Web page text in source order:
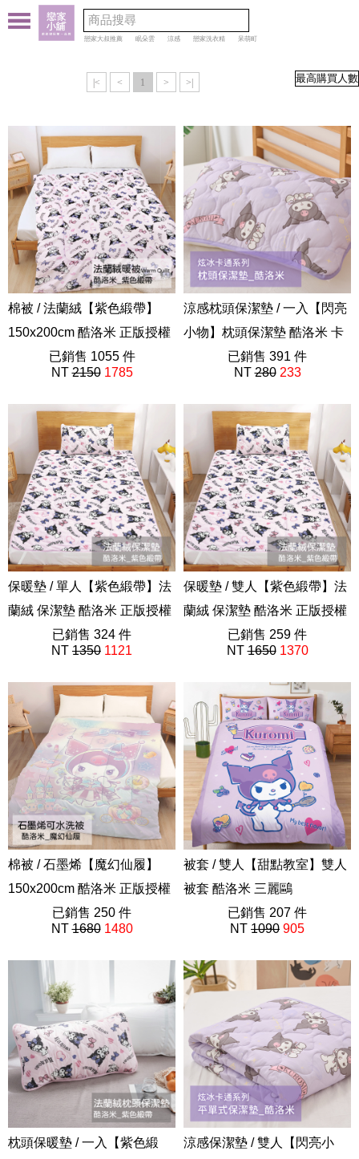
戀家大叔推薦 眠朵雲 涼感 戀家洗衣精 呆萌町
|< < 1 > >|
棉被 / 法蘭絨【紫色緞帶】
150x200cm 酷洛米 正版授權
抗寒冬被 三麗鷗
已銷售 1055 件
NT2150 1785
涼感枕頭保潔墊 / 一入【閃亮
小物】枕頭保潔墊 酷洛米 卡
通 炫冰系列已銷售 391 件
NT280 233
保暖墊 / 單人【紫色緞帶】法
蘭絨 保潔墊 酷洛米 正版授權
已銷售 324 件
NT 1350 1121
保暖墊 / 雙人【紫色緞帶】法
蘭絨 保潔墊 酷洛米 正版授權
已銷售 259 件
NT1650 1370
棉被 / 石墨烯【魔幻仙履】
150x200cm 酷洛米 正版授權
三麗鷗 可水洗 抗寒冬被
已銷售 250 件
NT1680 1480
被套 / 雙人【甜點教室】雙人
被套 酷洛米 三麗鷗
ABE201已銷售 207 件
NT 1090 905
枕頭保暖墊 / 一入【紫色緞
涼感保潔墊 / 雙人【閃亮小